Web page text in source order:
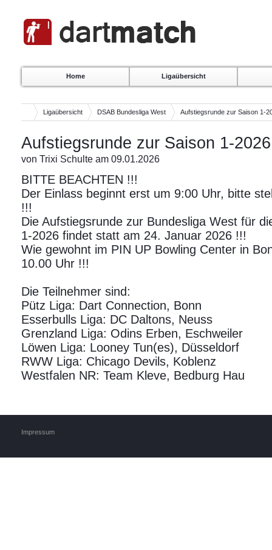
Home Ligaübersicht
Ligaübersicht DSAB Bundesliga West Aufstiegsrunde zur Saison 1-
Aufstiegsrunde zur Saison 1-2026
von Trixi Schulte am 09.01.2026
BITTE BEACHTEN !!!
Der Einlass beginnt erst um 9:00 Uhr, bitte
!!!
Die Aufstiegsrunde zur Bundesliga West für
1-2026 findet statt am 24. Januar 2026 !!!
Wie gewohnt im PIN UP Bowling Center in
10.00 Uhr !!!
Die Teilnehmer sind:
Pütz Liga: Dart Connection, Bonn
Esserbulls Liga: DC Daltons, Neuss
Grenzland Liga: Odins Erben, Eschweiler
Löwen Liga: Looney Tun(es), Düsseldorf
RWW Liga: Chicago Devils, Koblenz
Westfalen NR: Team Kleve, Bedburg Hau
Impressum